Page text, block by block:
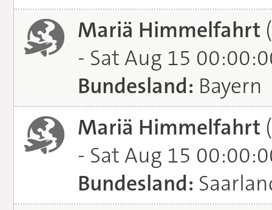
Mariä Himmelfahrt
- Sat Aug 15
Bundesland: Bayern
Mariä Himmelfahrt
- Sat Aug 15
Bundesland: